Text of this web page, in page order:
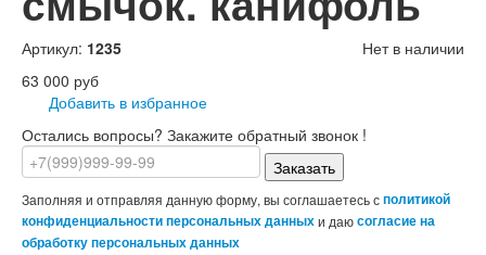
Артикул: 1235
Нет в наличии
63 000 руб
Добавить в избранное
Остались вопросы? Закажите обратный звонок !
Заказать
Заполняя и отправляя данную форму, вы соглашаетесь сполитикой
конфиденциальности персональных данныхи даюсогласие на
обработку персональных данных